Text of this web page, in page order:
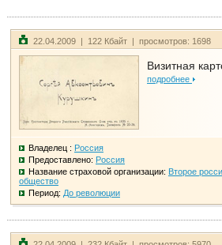
22.04.2009 | 122 Кбайт | просмотров: 1698
Визитная
подробнее
Владелец : Россия
Предоставлено: Россия
Название страховой организации: Второе
общество
Период: До революции